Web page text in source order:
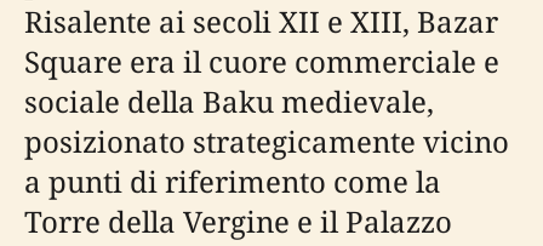
Risalente ai secoli XII e XIII, Bazar
Square era il cuore commerciale e
sociale della Baku medievale,
posizionato strategicamente vicino
a punti di riferimento come la
Torre della Vergine e il Palazzo